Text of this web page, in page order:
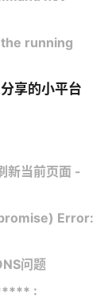
running
享的小平台
当前页面 -
Error:
问题
: